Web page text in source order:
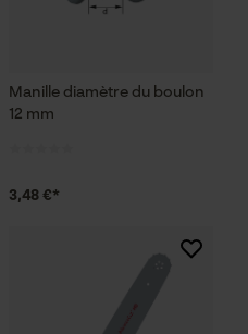
Manille diamètre du boulon
12 mm
3,48 €*